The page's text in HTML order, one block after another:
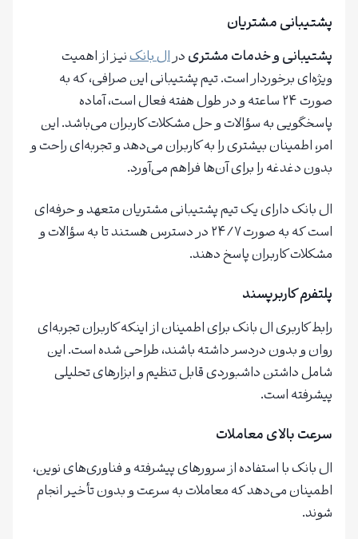
پشتیبانی مشتریان
پشتیبانی و خدمات مشتریدرال بانکنیز از اهمیت
ویژه‌ای برخوردار است. تیم پشتیبانی این صرافی، که به
صورت ۲۴ ساعته و در طول هفته فعال است، آماده
پاسخگویی به سؤالات و حل مشکلات کاربران می‌باشد. این
امر، اطمینان بیشتری را به کاربران می‌دهد و تجربه‌ای راحت و
بدون دغدغه را برای آن‌ها فراهم می‌آورد.
ال بانک دارای یک تیم پشتیبانی مشتریان متعهد و حرفه‌ای
است که به صورت ۲۴/۷ در دسترس هستند تا به سؤالات و
مشکلات کاربران پاسخ دهند.
پلتفرم کاربرپسند
رابط کاربری ال بانک برای اطمینان از اینکه کاربران تجربه‌ای
روان و بدون دردسر داشته باشند، طراحی شده است. این
شامل داشتن داشبوردی قابل تنظیم و ابزارهای تحلیلی
پیشرفته است.
سرعت بالای معاملات
ال بانک با استفاده از سرورهای پیشرفته و فناوری‌های نوین،
اطمینان می‌دهد که معاملات به سرعت و بدون تأخیر انجام
شوند.